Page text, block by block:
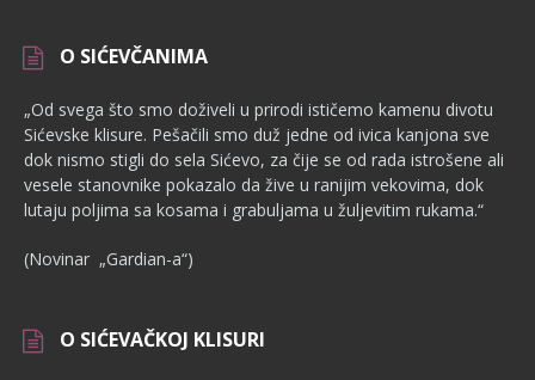
O SIĆEVČANIMA
„Od svega što smo doživeli u prirodi ističemo kamenu divotu
Sićevske klisure. Pešačili smo duž jedne od ivica kanjona sve
dok nismo stigli do sela Sićevo, za čije se od rada istrošene ali
vesele stanovnike pokazalo da žive u ranijim vekovima, dok
lutaju poljima sa kosama i grabuljama u žuljevitim rukama.“
(Novinar „Gardian-a“)
O SIĆEVAČKOJ KLISURI